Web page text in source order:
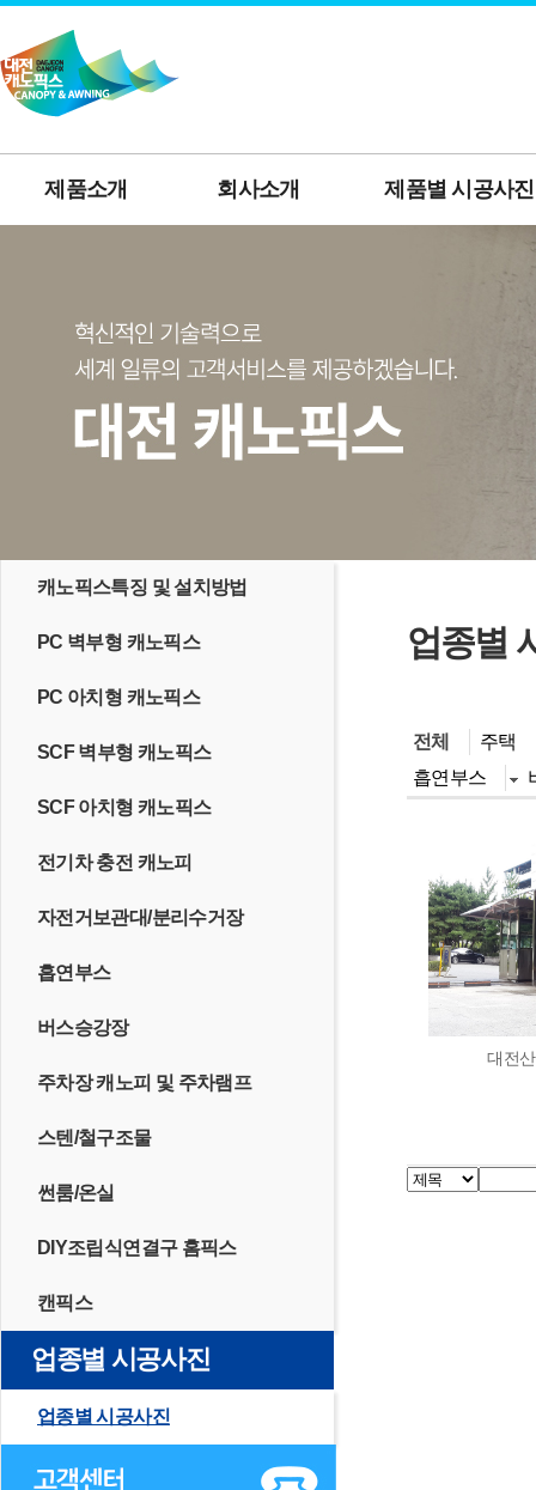
제품소개 회사소개 제품별 시공사진
캐노픽스특징 및 설치방법
PC 벽부형 캐노픽스
PC 아치형 캐노픽스
SCF 벽부형 캐노픽스
SCF 아치형 캐노픽스
전기차 충전 캐노피
자전거보관대/분리수거장
흡연부스
버스승강장
주차장 캐노피 및 주차램프
스텐/철구조물
썬룸/온실
DIY조립식연결구 홈픽스
캔픽스
업종별 시공사진
업종별 시공사진
업종별
전체
주택
흡연부스
대전